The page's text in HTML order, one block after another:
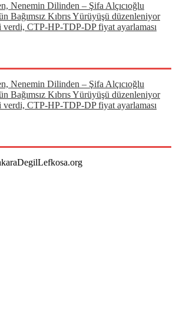
Nenemin Dilinden – Şifa Alçıcıoğlu
Bağımsız Kıbrıs Yürüyüşü düzenleniyor
CTP-HP-TDP-DP fiyat ayarlaması
Nenemin Dilinden – Şifa Alçıcıoğlu
Bağımsız Kıbrıs Yürüyüşü düzenleniyor
CTP-HP-TDP-DP fiyat ayarlaması